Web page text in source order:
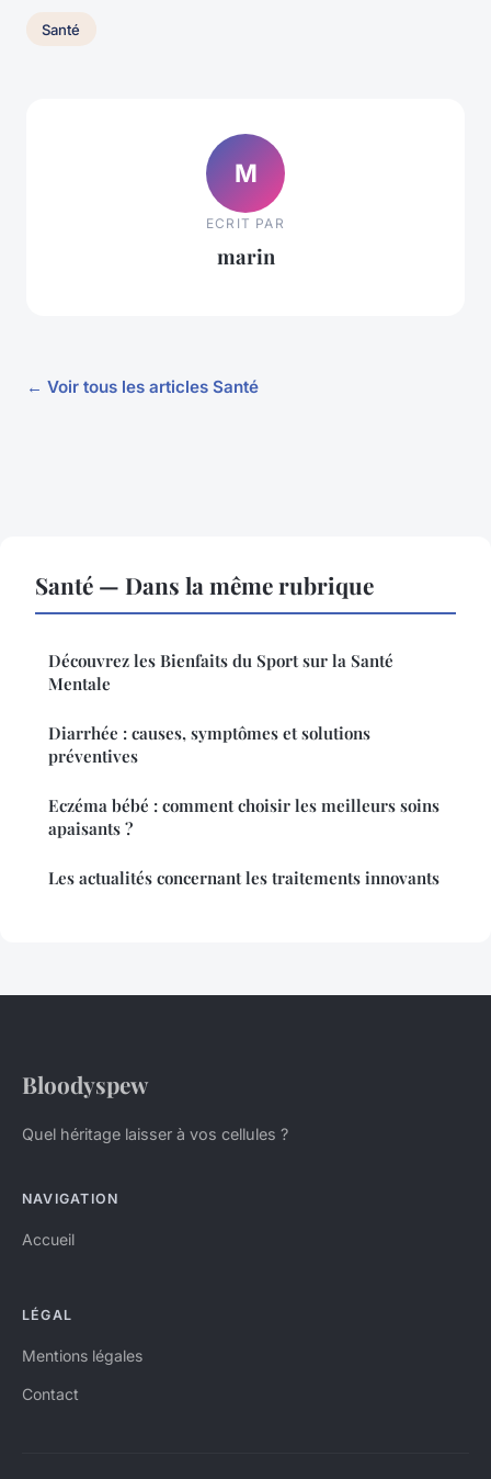
Santé
M
ECRIT PAR
marin
← Voir tous les articles Santé
Santé — Dans la même rubrique
Découvrez les Bienfaits du Sport sur la Santé
Mentale
Diarrhée : causes, symptômes et solutions
préventives
Eczéma bébé : comment choisir les meilleurs soins
apaisants ?
Les actualités concernant les traitements innovants
Bloodyspew
Quel héritage laisser à vos cellules ?
NAVIGATION
Accueil
LÉGAL
Mentions légales
Contact